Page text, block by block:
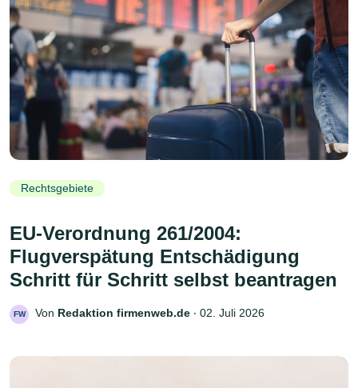
Rechtsgebiete
EU-Verordnung 261/2004:
Flugverspätung Entschädigung
Schritt für Schritt selbst beantragen
FW Von Redaktion firmenweb.de ‧ 02. Juli 2026